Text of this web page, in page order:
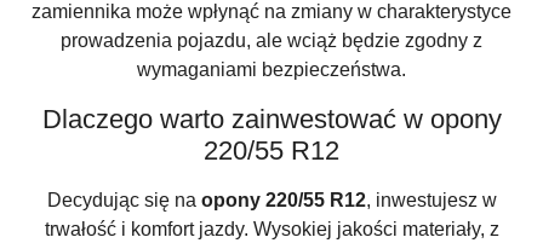
zamiennika może wpłynąć na zmiany w charakterystyce
prowadzenia pojazdu, ale wciąż będzie zgodny z
wymaganiami bezpieczeństwa.
Dlaczego warto zainwestować w opony
220/55 R12
Decydując się na opony 220/55 R12, inwestujesz w
trwałość i komfort jazdy. Wysokiej jakości materiały, z